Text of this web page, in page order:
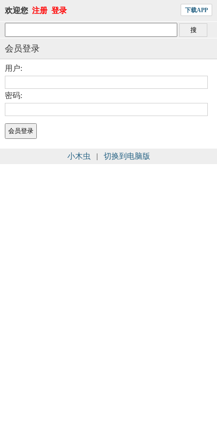
欢迎您 注册 登录 下载APP
会员登录
用户:
密码:
小木虫 | 切换到电脑版